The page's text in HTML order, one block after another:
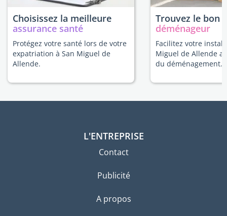
Choisissez la meilleure
assurance santé
Protégez votre santé lors de votre
expatriation à San Miguel de
Allende.
Trouvez le bon
déménageur
Facilitez votre
Miguel de Allende
du déménagement.
L'ENTREPRISE
Contact
Publicité
A propos